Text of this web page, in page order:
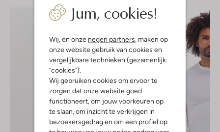
Jum, cookies!
Wij, en onze negen partners , maken op
onze website gebruik van cookies en
vergelijkbare technieken (gezamenlijk:
"cookies").
Wij gebruiken cookies om ervoor te
zorgen dat onze website goed
functioneert, om jouw voorkeuren op
te slaan, om inzicht te verkrijgen in
bezoekersgedrag en om een profiel op